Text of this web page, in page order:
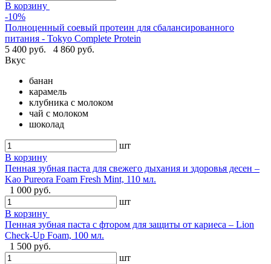
В корзину
-10%
Полноценный соевый протеин для сбалансированного
питания - Tokyo Complete Protein
5 400 руб.
4 860 руб.
Вкус
банан
карамель
клубника с молоком
чай с молоком
шоколад
шт
В корзину
Пенная зубная паста для свежего дыхания и здоровья десен –
Kao Pureora Foam Fresh Mint, 110 мл.
1 000 руб.
шт
В корзину
Пенная зубная паста с фтором для защиты от кариеса – Lion
Check-Up Foam, 100 мл.
1 500 руб.
шт